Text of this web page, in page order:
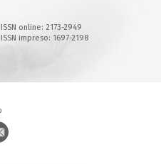
ISSN online: 2173-2949
ISSN impreso: 1697-2198